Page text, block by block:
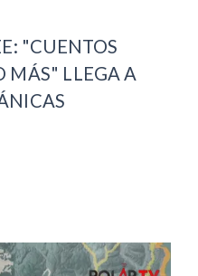
"CUENTOS
MÁS" LLEGA A